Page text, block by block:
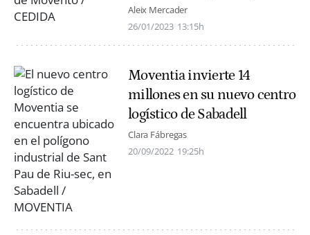
Aleix Mercader
26/01/2023 13:15h
Moventia invierte 14
millones en su nuevo centro
logístico de Sabadell
Clara Fábregas
20/09/2022 19:25h